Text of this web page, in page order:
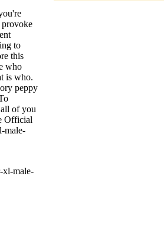
to
this
who
is who.
peppy
of you
Official
male-
xl-male-